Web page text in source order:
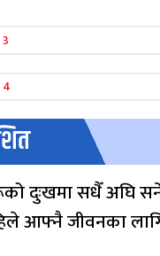
दुःखमा सधैँ अघि
आफ्नै जीवनका